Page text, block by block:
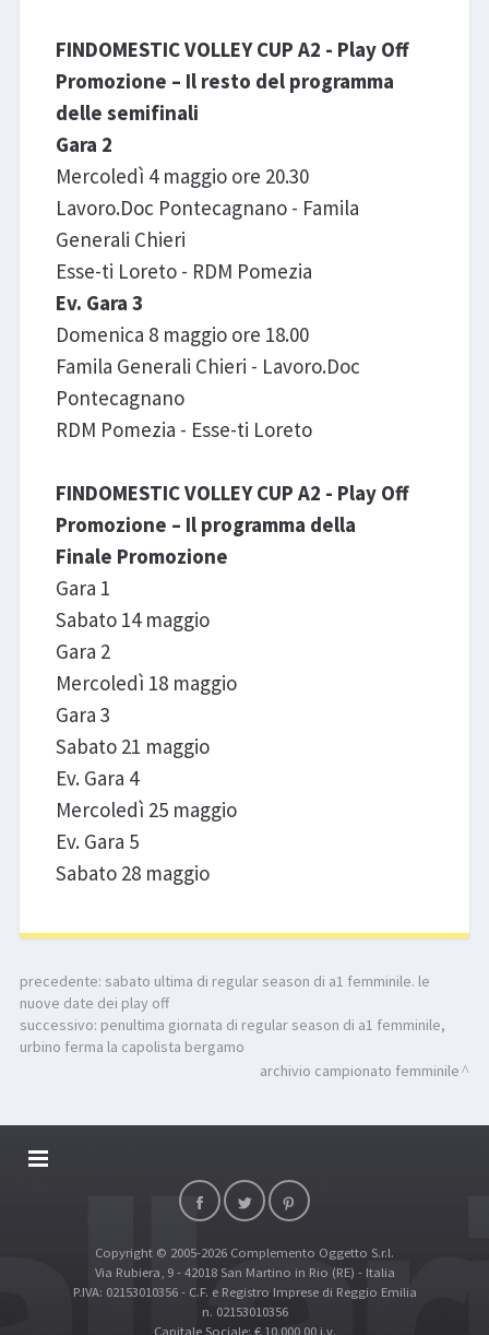
FINDOMESTIC VOLLEY CUP A2 - Play Off
Promozione – Il resto del programma
delle semifinali
Gara 2
Mercoledì 4 maggio ore 20.30
Lavoro.Doc Pontecagnano - Famila
Generali Chieri
Esse-ti Loreto - RDM Pomezia
Ev. Gara 3
Domenica 8 maggio ore 18.00
Famila Generali Chieri - Lavoro.Doc
Pontecagnano
RDM Pomezia - Esse-ti Loreto
FINDOMESTIC VOLLEY CUP A2 - Play Off
Promozione – Il programma della
Finale Promozione
Gara 1
Sabato 14 maggio
Gara 2
Mercoledì 18 maggio
Gara 3
Sabato 21 maggio
Ev. Gara 4
Mercoledì 25 maggio
Ev. Gara 5
Sabato 28 maggio
precedente: sabato ultima di regular season di a1 femminile. le
nuove date dei play off
successivo: penultima giornata di regular season di a1 femminile,
urbino ferma la capolista bergamo
archivio campionato femminile
DALLARIVOLLEY SOSTIENE
TOP RICERCHE
SITE MAP
Copyright © 2005-2026 Complemento Oggetto S.r.l.
Via Rubiera, 9 - 42018 San Martino in Rio (RE) - Italia
P.IVA: 02153010356 - C.F. e Registro Imprese di Reggio Emilia
n. 02153010356
Capitale Sociale: € 10.000,00 i.v.